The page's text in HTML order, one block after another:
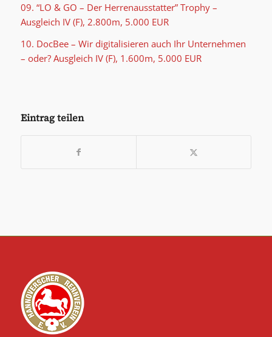
09. “LO & GO – Der Herrenausstatter” Trophy –
Ausgleich IV (F), 2.800m, 5.000 EUR
10. DocBee – Wir digitalisieren auch Ihr Unternehmen
– oder? Ausgleich IV (F), 1.600m, 5.000 EUR
Eintrag teilen